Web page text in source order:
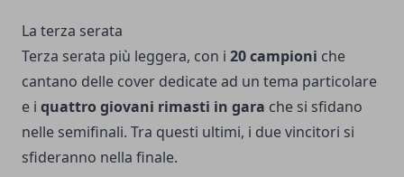
La terza serata
Terza serata più leggera, con i 20 campioni che
cantano delle cover dedicate ad un tema particolare
e i quattro giovani rimasti in gara che si sfidano
nelle semifinali. Tra questi ultimi, i due vincitori si
sfideranno nella finale.